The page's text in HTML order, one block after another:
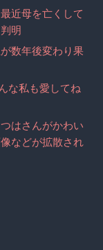
近母を亡くして
明
数年後変わり果
な私も愛してね
はさんがかわい
などが拡散され